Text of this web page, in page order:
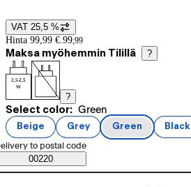
Price details
VAT 25,5 %
Hinta 99,99 €. 99,99
Maksa myöhemmin Tilillä ?
2,5-2,5
W
?
Product variants
Select color: Current selection Green
Green
Beige
(color
Grey
(color
Green
(color)
Black
(color
Saatavuustiedot
order method
to postal code
00220